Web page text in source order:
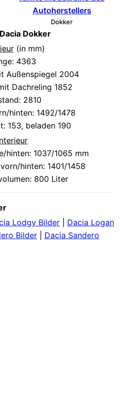
Dokker
Dokker
(in mm)
4363
Außenspiegel 2004
Dachreling 1852
2810
hinten: 1492/1478
153, beladen 190
hinten: 1037/1065 mm
hinten: 1401/1458
800 Liter
Lodgy Bilder
Dacia Logan
Bilder
Dacia Sandero